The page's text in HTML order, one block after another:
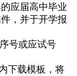
应届高中毕业
，并于开学报
号或应试号
下载模板，将